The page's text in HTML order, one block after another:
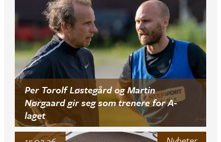
Per Torolf Løstegård og Martin
Nørgaard gir seg som trenere for A-
laget